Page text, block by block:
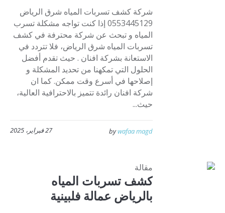
شركة كشف تسربات المياه شرق الرياض
0553445129 إذا كنت تواجه مشكلة تسرب
المياه و تبحث عن شركة محترفة في كشف
تسربات المياه شرق الرياض، فلا تتردد في
الاستعانة بشركة افنان . حيث تقدم أفضل
الحلول التي تمكهنا من تحديد المشكلة و
إصلاحها في أسرع وقت ممكن. كما ان
شركة افنان رائدة تتميز بالاحترافية العالية،
حيث...
27 فبراير، 2025 bywafaa magd
مقالة
كشف تسربات المياه
بالرياض عمالة فلبينية